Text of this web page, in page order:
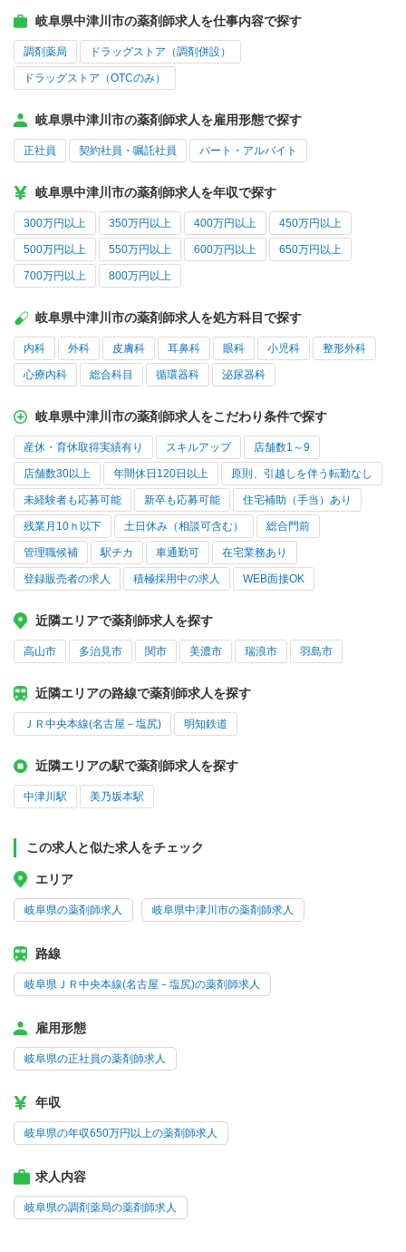
岐阜県中津川市の薬剤師求人を仕事内容で探す
調剤薬局 ドラッグストア（調剤併設）
ドラッグストア（OTCのみ）
岐阜県中津川市の薬剤師求人を雇用形態で探す
正社員 契約社員・嘱託社員 パート・アルバイト
岐阜県中津川市の薬剤師求人を年収で探す
300万円以上 350万円以上 400万円以上 450万円以上
500万円以上 550万円以上 600万円以上 650万円以上
700万円以上 800万円以上
岐阜県中津川市の薬剤師求人を処方科目で探す
内科 外科 皮膚科 耳鼻科 眼科 小児科 整形外科
心療内科 総合科目 循環器科 泌尿器科
岐阜県中津川市の薬剤師求人をこだわり条件で探す
産休・育休取得実績有り スキルアップ 店舗数1～9
店舗数30以上 年間休日120日以上 原則、引越しを伴う転勤なし
未経験者も応募可能 新卒も応募可能 住宅補助（手当）あり
残業月10ｈ以下 土日休み（相談可含む） 総合門前
管理職候補 駅チカ 車通勤可 在宅業務あり
登録販売者の求人 積極採用中の求人 WEB面接OK
近隣エリアで薬剤師求人を探す
高山市 多治見市 関市 美濃市 瑞浪市 羽島市
近隣エリアの路線で薬剤師求人を探す
ＪＲ中央本線(名古屋－塩尻) 明知鉄道
近隣エリアの駅で薬剤師求人を探す
中津川駅 美乃坂本駅
この求人と似た求人をチェック
エリア
岐阜県の薬剤師求人 岐阜県中津川市の薬剤師求人
路線
岐阜県ＪＲ中央本線(名古屋－塩尻)の薬剤師求人
雇用形態
岐阜県の正社員の薬剤師求人
年収
岐阜県の年収650万円以上の薬剤師求人
求人内容
岐阜県の調剤薬局の薬剤師求人